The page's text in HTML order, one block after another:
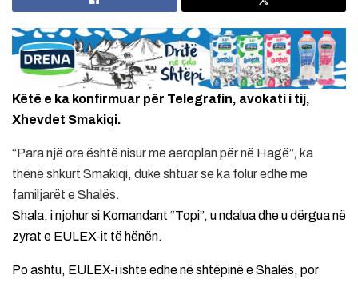
Këtë e ka konfirmuar për Telegrafin, avokati i tij,
Xhevdet Smakiqi.
“Para një ore është nisur me aeroplan për në Hagë”, ka
thënë shkurt Smakiqi, duke shtuar se ka folur edhe me
familjarët e Shalës.
Shala, i njohur si Komandant “Topi”, u ndalua dhe u dërgua në
zyrat e EULEX-it të hënën.
Po ashtu, EULEX-i ishte edhe në shtëpinë e Shalës, por